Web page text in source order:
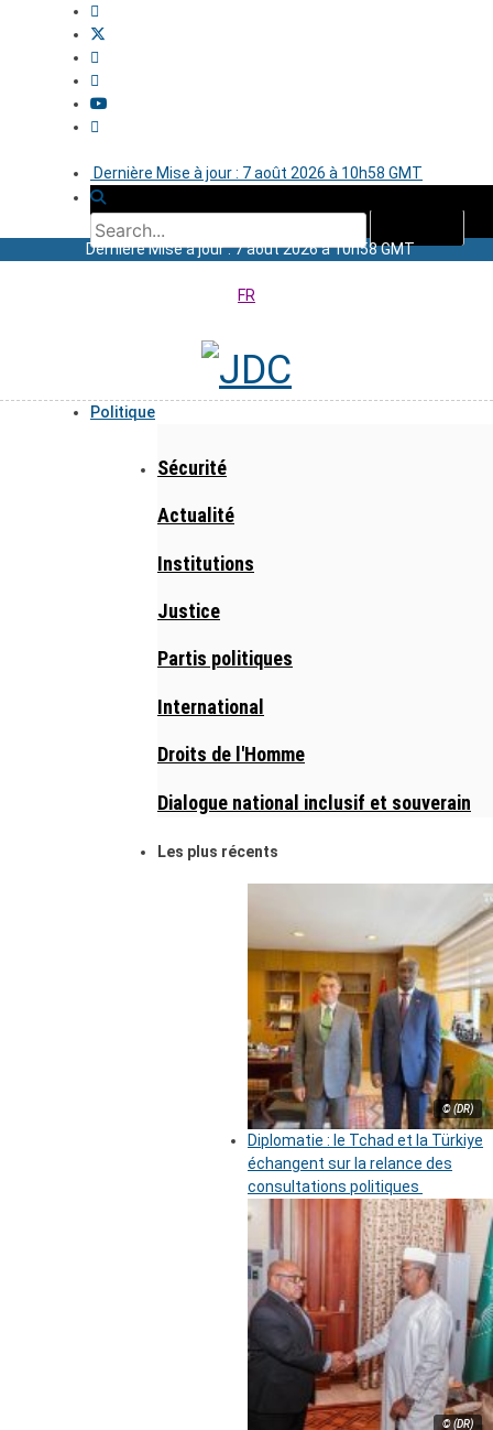
Dernière Mise à jour : 7 août 2026 à 10h58 GMT
Dernière Mise à jour : 7 août 2026 à 10h58 GMT
FR
Politique
Sécurité
Actualité
Institutions
Justice
Partis politiques
International
Droits de l'Homme
Dialogue national inclusif et souverain
Les plus récents
© (DR)
Diplomatie : le Tchad et la Türkiye
échangent sur la relance des
consultations politiques
© (DR)